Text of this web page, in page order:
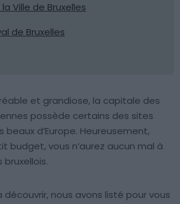
Ville de Bruxelles
de Bruxelles
et grandiose, la capitale des
possède certains des sites
beaux d’Europe. Heureusement,
budget, vous n’aurez aucun mal à
découvrir, nous avons listé pour vous